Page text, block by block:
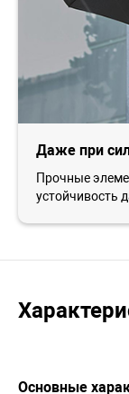
Даже при
Прочные
устойчивость
Основные